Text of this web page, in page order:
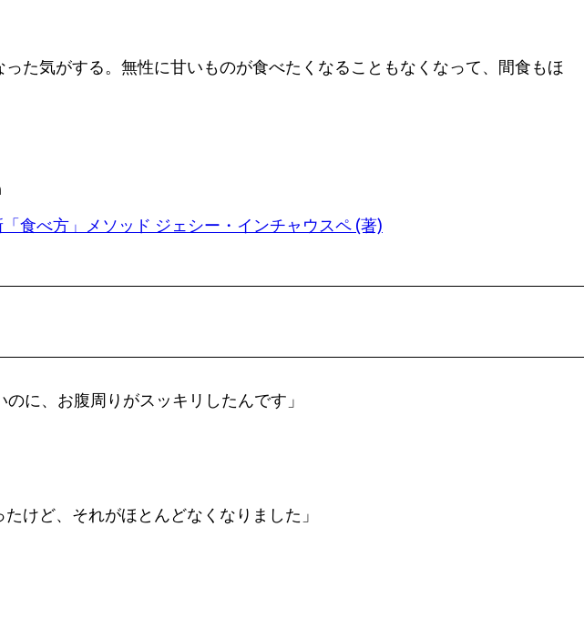
た気がする。無性に甘いものが食べたくなることもなくなって、間食もほ
べ方」メソッド ジェシー・インチャウスペ (著)
に、お腹周りがスッキリしたんです」
けど、それがほとんどなくなりました」